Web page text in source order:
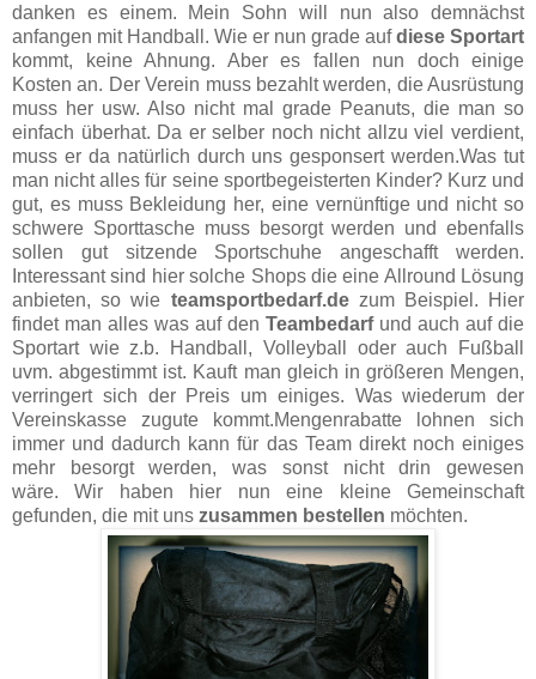
danken es einem. Mein Sohn will nun also demnächst
anfangen mit Handball. Wie er nun grade aufdiese Sportart
kommt, keine Ahnung. Aber es fallen nun doch einige
Kosten an. Der Verein muss bezahlt werden, die Ausrüstung
muss her usw. Also nicht mal grade ­Peanuts, die man so
einfach überhat. Da er selber noch nicht allzu viel verdient,
muss er da natürlich durch uns gesponsert werden.Was tut
man nicht alles für seine sportbegeisterten Kinder? Kurz und
gut, es muss Bekleidung her, eine vernünftige und nicht so
schwere Sporttasche muss besorgt werden und ebenfalls
sollen gut sitzende Sportschuhe angeschafft werden.
Interessant sind hier solche Shops die eine ­Allround Lösung
anbieten, so wie teamsportbedarf.dezum Beispiel. Hier
findet man alles was auf den Teambedarfund auch auf die
Sportart wie z.b. Handball, Volleyball oder auch Fußball
uvm. abgestimmt ist. Kauft man gleich in größeren Mengen,
verringert sich der Preis um einiges. Was wiederum der
Vereinskasse zugute kommt.Mengenrabatte lohnen sich
immer und dadurch kann für das Team direkt noch einiges
mehr besorgt werden, was sonst nicht drin gewesen
wäre.Wir haben hier nun eine kleine Gemeinschaft
gefunden, die mit uns zusammen bestellen möchten.